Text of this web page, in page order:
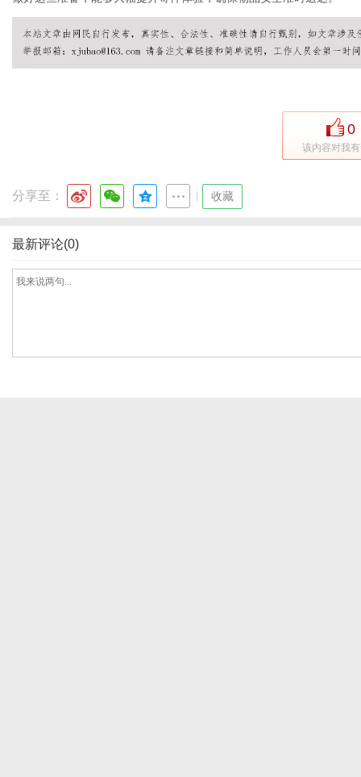
0
该内容对我
分享至： 收藏
最新评论(0)